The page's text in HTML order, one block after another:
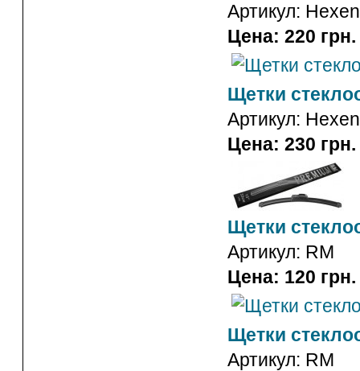
Артикул: Hexen
Цена: 220 грн.
Щетки
Артикул: Hexen
Цена: 230 грн.
Щетки
Артикул: RM
Цена: 120 грн.
Щетки
Артикул: RM